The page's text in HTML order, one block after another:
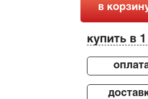
в
купить в